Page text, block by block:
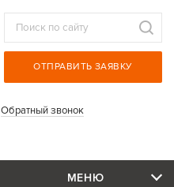
Обратный звонок
ОТПРАВИТЬ ЗАЯВКУ
МЕНЮ